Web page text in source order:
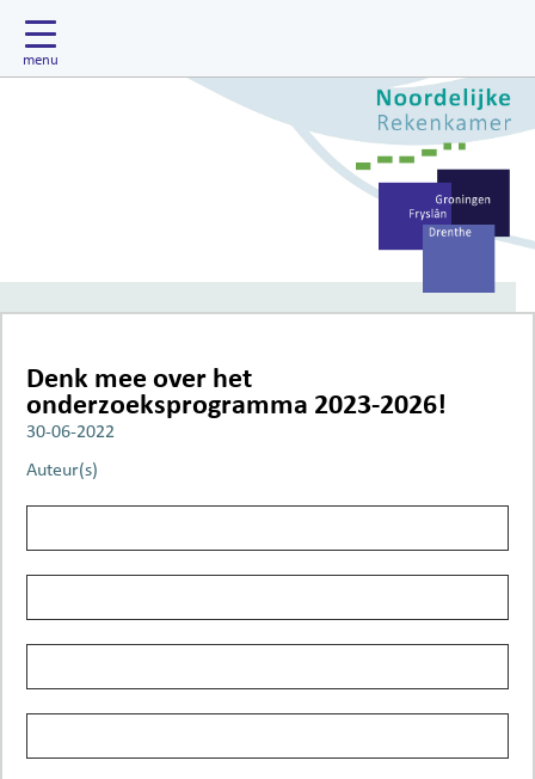
Denk mee over het
onderzoeksprogramma 2023-2026!
30-06-2022
Auteur(s)